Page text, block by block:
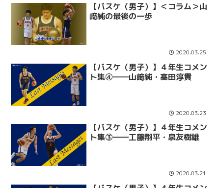
【バスケ（男子）】＜コラム＞山
﨑純の最後の一歩
2020.03.25
【バスケ（男子）】４年生コメン
ト集④――山﨑純・髙田淳貴
2020.03.23
【バスケ（男子）】４年生コメン
ト集③――工藤翔平・泉友樹雄
2020.03.21